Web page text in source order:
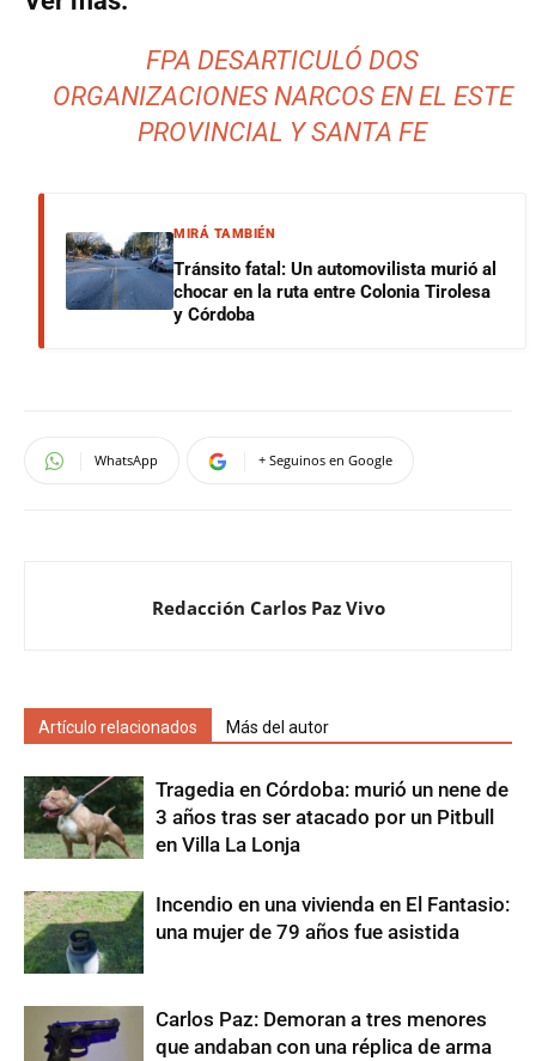
FPA DESARTICULÓ DOS
ORGANIZACIONES NARCOS EN EL ESTE
PROVINCIAL Y SANTA FE
MIRÁ TAMBIÉN
Tránsito fatal: Un automovilista murió al
chocar en la ruta entre Colonia Tirolesa
y Córdoba
WhatsApp + Seguinos en Google
Redacción Carlos Paz Vivo
Artículo relacionados Más del autor
Tragedia en Córdoba: murió un nene de
3 años tras ser atacado por un Pitbull
en Villa La Lonja
Incendio en una vivienda en El Fantasio:
una mujer de 79 años fue asistida
Carlos Paz: Demoran a tres menores
que andaban con una réplica de arma